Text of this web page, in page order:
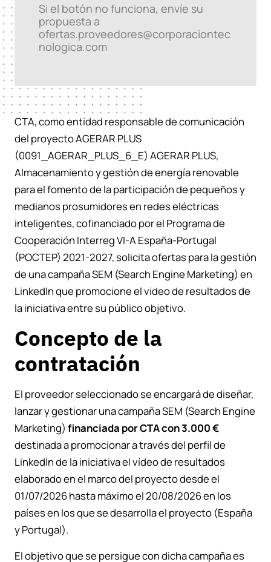
Si el botón no funciona, envíe su
propuesta a
ofertas.proveedores@corporaciontec
nologica.com
CTA, como entidad responsable de comunicación
del proyecto AGERAR PLUS
(0091_AGERAR_PLUS_6_E) AGERAR PLUS,
Almacenamiento y gestión de energía renovable
para el fomento de la participación de pequeños y
medianos prosumidores en redes eléctricas
inteligentes, cofinanciado por el Programa de
Cooperación Interreg VI-A España-Portugal
(POCTEP) 2021-2027, solicita ofertas para la gestión
de una campaña SEM (Search Engine Marketing) en
LinkedIn que promocione el video de resultados de
la iniciativa entre su público objetivo.
Concepto de la
contratación
El proveedor seleccionado se encargará de diseñar,
lanzar y gestionar una campaña SEM (Search Engine
Marketing) financiada por CTAcon 3.000 €
destinada a promocionar a través del perfil de
LinkedIn de la iniciativa el vídeo de resultados
elaborado en el marco del proyecto desde el
01/07/2026 hasta máximo el 20/08/2026 en los
países en los que se desarrolla el proyecto (España
y Portugal).
El objetivo que se persigue con dicha campaña es